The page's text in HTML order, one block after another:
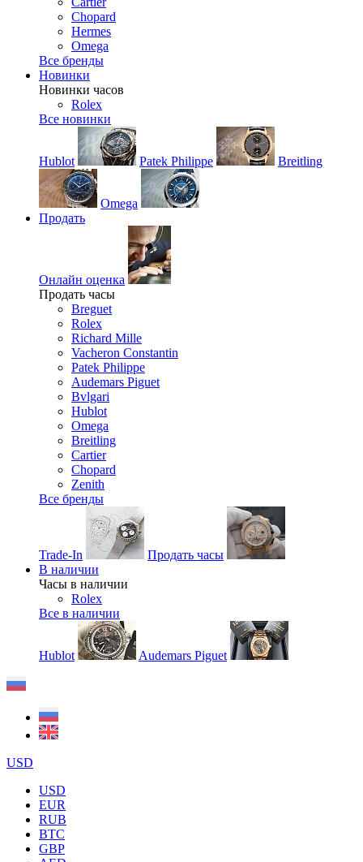
Chopard
Hermes
Omega
Все бренды
Новинки
Новинки часов
Rolex
Все новинки
Hublot Patek Philippe Breitling
Omega
Продать
Онлайн оценка
Продать часы
Breguet
Rolex
Richard Mille
Vacheron Constantin
Patek Philippe
Audemars Piguet
Bvlgari
Hublot
Omega
Breitling
Cartier
Chopard
Zenith
Все бренды
Trade-In
Продать часы
В наличии
Часы в наличии
Rolex
Все в наличии
Hublot Audemars Piguet
USD
USD
EUR
RUB
BTC
GBP